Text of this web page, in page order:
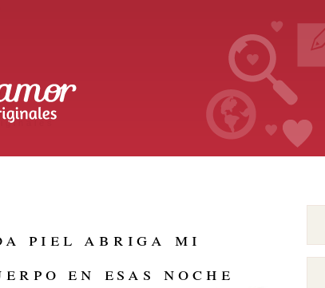
piel abriga mi
en esas noche